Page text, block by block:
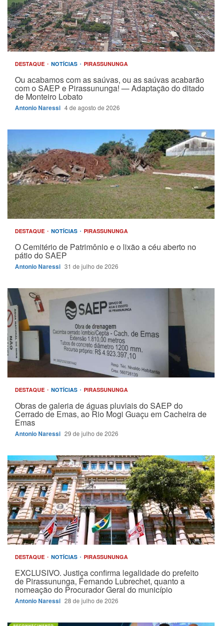
DESTAQUE NOTÍCIAS PIRASSUNUNGA
Ou acabamos com as saúvas, ou as saúvas acabarão
com o SAEP e Pirassununga! — Adaptação do ditado
de Monteiro Lobato
Antonio Naressi 4 de agosto de 2026
DESTAQUE NOTÍCIAS PIRASSUNUNGA
O Cemitério de Patrimônio e o lixão a céu aberto no
pátio do SAEP
Antonio Naressi 31 de julho de 2026
DESTAQUE NOTÍCIAS PIRASSUNUNGA
Obras de galeria de águas pluviais do SAEP do
Cerrado de Emas, ao Rio Mogi Guaçu em Cacheira de
Emas
Antonio Naressi 29 de julho de 2026
DESTAQUE NOTÍCIAS PIRASSUNUNGA
EXCLUSIVO. Justiça confirma legalidade do prefeito
de Pirassununga, Fernando Lubrechet, quanto a
nomeação do Procurador Geral do município
Antonio Naressi 28 de julho de 2026